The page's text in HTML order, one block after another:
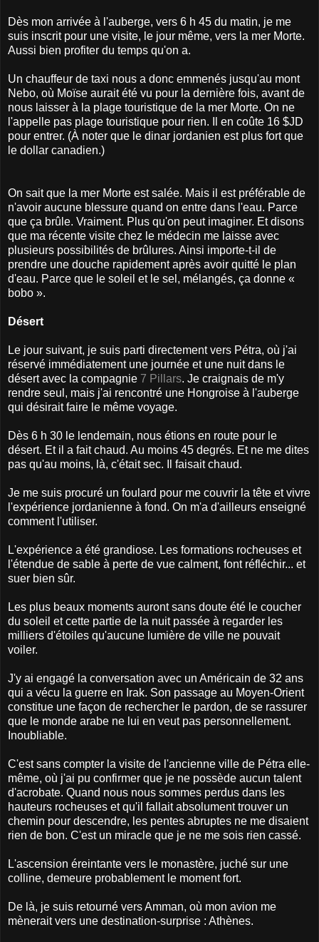
Dès mon arrivée à l'auberge, vers 6 h 45 du matin, je me
suis inscrit pour une visite, le jour même, vers la mer Morte.
Aussi bien profiter du temps qu'on a.
Un chauffeur de taxi nous a donc emmenés jusqu'au mont
Nebo, où Moïse aurait été vu pour la dernière fois, avant de
nous laisser à la plage touristique de la mer Morte. On ne
l'appelle pas plage touristique pour rien. Il en coûte 16 $JD
pour entrer. (À noter que le dinar jordanien est plus fort que
le dollar canadien.)
On sait que la mer Morte est salée. Mais il est préférable de
n'avoir aucune blessure quand on entre dans l'eau. Parce
que ça brûle. Vraiment. Plus qu'on peut imaginer. Et disons
que ma récente visite chez le médecin me laisse avec
plusieurs possibilités de brûlures. Ainsi importe-t-il de
prendre une douche rapidement après avoir quitté le plan
d'eau. Parce que le soleil et le sel, mélangés, ça donne «
bobo ».
Désert
Le jour suivant, je suis parti directement vers Pétra, où j'ai
réservé immédiatement une journée et une nuit dans le
désert avec la compagnie 7 Pillars. Je craignais de m'y
rendre seul, mais j'ai rencontré une Hongroise à l'auberge
qui désirait faire le même voyage.
Dès 6 h 30 le lendemain, nous étions en route pour le
désert. Et il a fait chaud. Au moins 45 degrés. Et ne me dites
pas qu'au moins, là, c'était sec. Il faisait chaud.
Je me suis procuré un foulard pour me couvrir la tête et vivre
l'expérience jordanienne à fond. On m'a d'ailleurs enseigné
comment l'utiliser.
L'expérience a été grandiose. Les formations rocheuses et
l'étendue de sable à perte de vue calment, font réfléchir... et
suer bien sûr.
Les plus beaux moments auront sans doute été le coucher
du soleil et cette partie de la nuit passée à regarder les
milliers d'étoiles qu'aucune lumière de ville ne pouvait
voiler.
J'y ai engagé la conversation avec un Américain de 32 ans
qui a vécu la guerre en Irak. Son passage au Moyen-Orient
constitue une façon de rechercher le pardon, de se rassurer
que le monde arabe ne lui en veut pas personnellement.
Inoubliable.
C'est sans compter la visite de l'ancienne ville de Pétra elle-
même, où j'ai pu confirmer que je ne possède aucun talent
d'acrobate. Quand nous nous sommes perdus dans les
hauteurs rocheuses et qu'il fallait absolument trouver un
chemin pour descendre, les pentes abruptes ne me disaient
rien de bon. C'est un miracle que je ne me sois rien cassé.
L'ascension éreintante vers le monastère, juché sur une
colline, demeure probablement le moment fort.
De là, je suis retourné vers Amman, où mon avion me
mènerait vers une destination-surprise : Athènes.